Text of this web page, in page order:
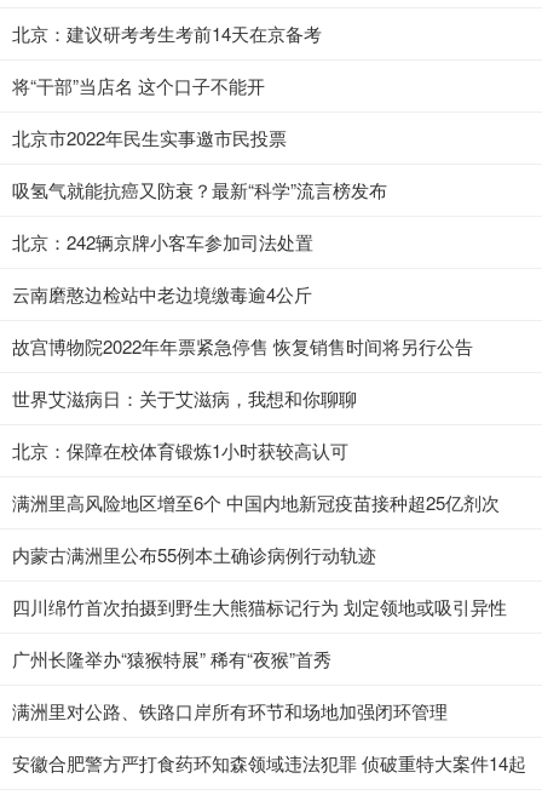
北京：建议研考考生考前14天在京备考
将“干部”当店名 这个口子不能开
北京市2022年民生实事邀市民投票
吸氢气就能抗癌又防衰？最新“科学”流言榜发布
北京：242辆京牌小客车参加司法处置
云南磨憨边检站中老边境缴毒逾4公斤
故宫博物院2022年年票紧急停售 恢复销售时间将另行公告
世界艾滋病日：关于艾滋病，我想和你聊聊
北京：保障在校体育锻炼1小时获较高认可
满洲里高风险地区增至6个 中国内地新冠疫苗接种超25亿剂次
内蒙古满洲里公布55例本土确诊病例行动轨迹
四川绵竹首次拍摄到野生大熊猫标记行为 划定领地或吸引异性
广州长隆举办“猿猴特展” 稀有“夜猴”首秀
满洲里对公路、铁路口岸所有环节和场地加强闭环管理
安徽合肥警方严打食药环知森领域违法犯罪 侦破重特大案件14起